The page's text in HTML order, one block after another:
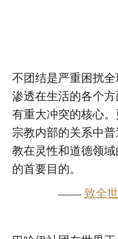
不团结是严重困扰
渗透在生活的各个
有重大冲突的核心
宗教内部的关系中
教在灵性和道德领
的首要目的。
——致全